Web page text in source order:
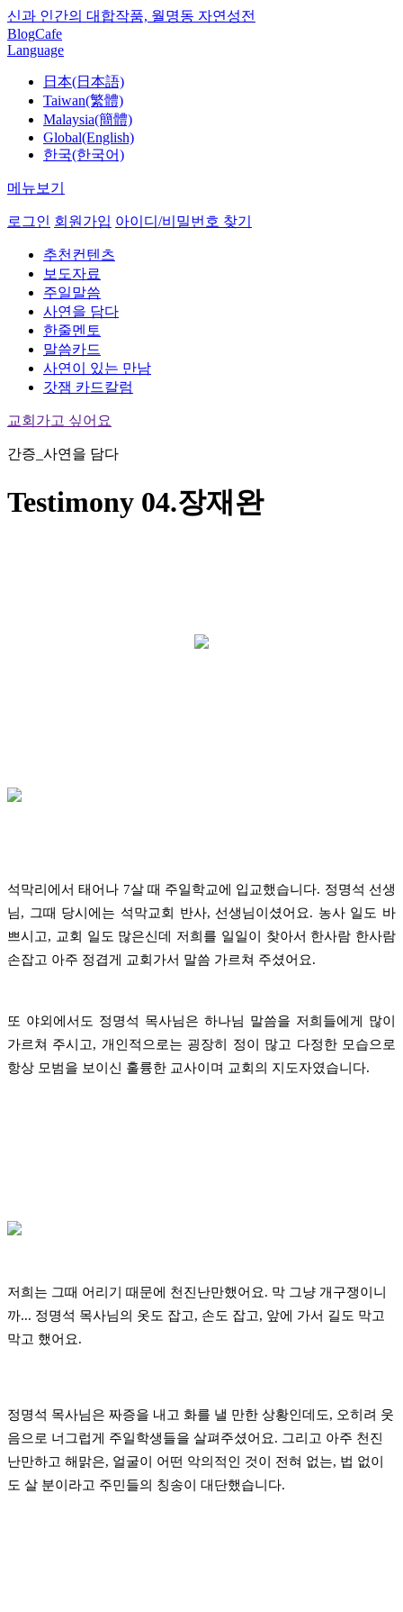
신과 인간의 대합작품, 월명동 자연성전
BlogCafe
Language
日本(日本語)
Taiwan(繁體)
Malaysia(簡體)
Global(English)
한국(한국어)
메뉴보기
로그인 회원가입 아이디/비밀번호 찾기
추천컨텐츠
보도자료
주일말씀
사연을 담다
한줄멘토
말씀카드
사연이 있는 만남
갓잼 카드칼럼
교회가고 싶어요
간증_사연을 담다
Testimony 04.장재완
석막리에서 태어나 7살 때 주일학교에 입교했습니다. 정명석 선생
님, 그때 당시에는 석막교회 반사, 선생님이셨어요. 농사 일도 바
쁘시고, 교회 일도 많은신데 저희를 일일이 찾아서 한사람 한사람
손잡고 아주 정겹게
교회가서 말씀 가르쳐 주셨어요.
또 야외에서도 정명석 목사님은 하나님 말씀을 저희들에게 많이
가르쳐 주시고, 개인적으로는 굉장히 정이 많고 다정한 모습으로
항상 모범을 보이신 훌륭한 교사이며 교회의 지도자였습니다.
저희는 그때 어리기 때문에 천진난만했어요. 막 그냥 개구쟁이니
까... 정명석 목사님의 옷도 잡고, 손도 잡고, 앞에 가서 길도 막고
막고 했어요.
정명석 목사님은 짜증을 내고 화를 낼 만한 상황인데도, 오히려 웃
음으로 너그럽게 주일학생들을 살펴주셨어요. 그리고 아주 천진
난만하고 해맑은, 얼굴이 어떤 악의적인 것이 전혀 없는, 법 없이
도 살 분이라고 주민들의 칭송이 대단했습니다.